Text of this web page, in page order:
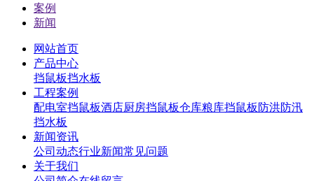
案例
新闻
网站首页
产品中心
挡鼠板挡水板
工程案例
配电室挡鼠板酒店厨房挡鼠板仓库粮库挡鼠板 防洪防汛
挡水板
新闻资讯
公司动态行业新闻常见问题
关于我们